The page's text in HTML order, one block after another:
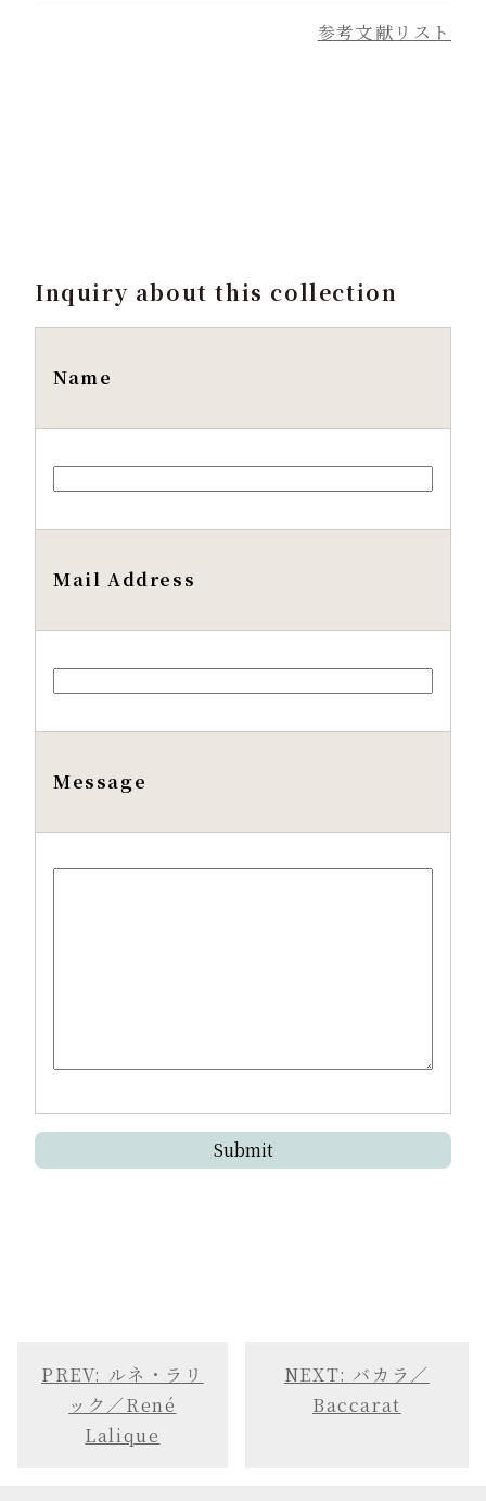
参考文献リスト
Inquiry about this collection
Name
Mail Address
Message
PREV: ルネ・ラリ
ック／René
Lalique
NEXT: バカラ／
Baccarat